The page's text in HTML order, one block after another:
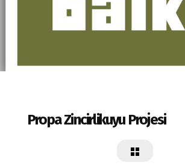
Propa Zincirlikuyu Projesi